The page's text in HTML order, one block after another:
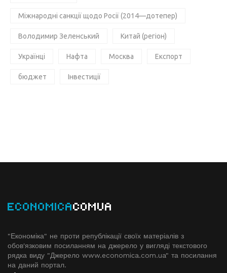
Міжнародні санкції щодо Росії (2014—дотепер)
Володимир Зеленський Китай (регіон)
Українці Нафта Москва Експорт
бюджет Інвестиції
ECONOMICACOMUA
"Економіка" не проти републікації своїх матеріалів з
обов'язковим посиланням на джерело у вигляді текстового
рядка виду "Джерело www.economiсa.com.ua" та посилання
на даний портал.